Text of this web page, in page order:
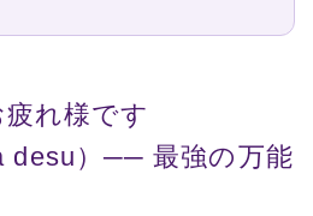
れ様です
desu）── 最強の万能